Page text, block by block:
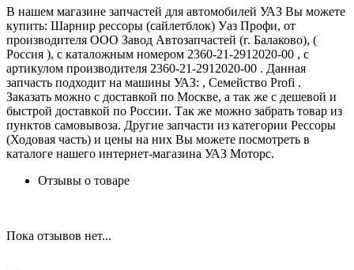
В нашем магазине запчастей для автомобилей УАЗ Вы можете
купить: Шарнир рессоры (сайлетблок) Уаз Профи, от
производителя ООО Завод Автозапчастей (г. Балаково), (
Россия ), с каталожным номером 2360-21-2912020-00 , с
артикулом производителя 2360-21-2912020-00 . Данная
запчасть подходит на машины УАЗ: , Семейство Profi .
Заказать можно с доставкой по Москве, а так же с дешевой и
быстрой доставкой по России. Так же можно забрать товар из
пунктов самовывоза. Другие запчасти из категории Рессоры
(Ходовая часть) и цены на них Вы можете посмотреть в
каталоге нашего интернет-магазина УАЗ Моторс.
Отзывы о товаре
Пока отзывов нет...